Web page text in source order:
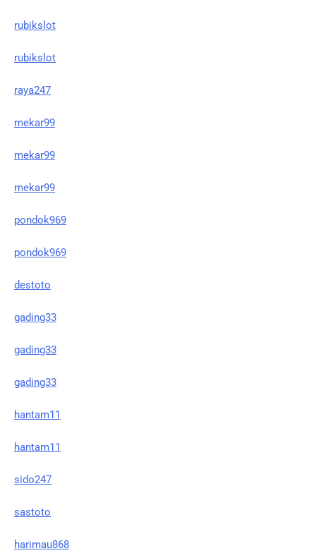
rubikslot
rubikslot
raya247
mekar99
mekar99
mekar99
pondok969
pondok969
destoto
gading33
gading33
gading33
hantam11
hantam11
sido247
sastoto
harimau868